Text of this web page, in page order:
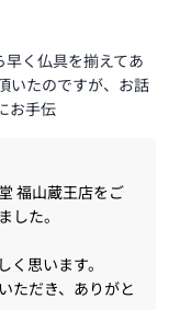
く仏具を揃えてあ
いたのですが、お話
お手伝
福山蔵王店をご
した。
思います。
ただき、ありがと